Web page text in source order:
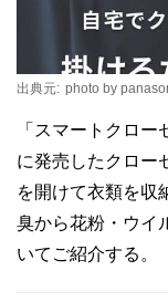
出典元: photo by
「スマートクロ
に発売したクロー
を開けて衣類を収
臭から花粉・ウイ
いてご紹介する。